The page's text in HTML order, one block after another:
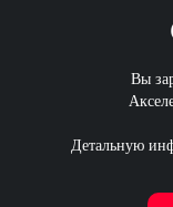
Вы
Детальную